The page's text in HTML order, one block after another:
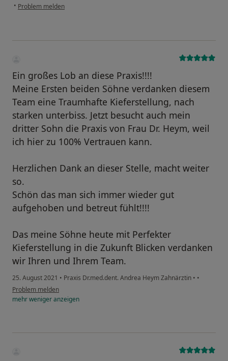
• Problem melden
Ein großes Lob an diese Praxis!!!!
Meine Ersten beiden Söhne verdanken diesem
Team eine Traumhafte Kieferstellung, nach
starken unterbiss. Jetzt besucht auch mein
dritter Sohn die Praxis von Frau Dr. Heym, weil
ich hier zu 100% Vertrauen kann.
Herzlichen Dank an dieser Stelle, macht weiter
so.
Schön das man sich immer wieder gut
aufgehoben und betreut fühlt!!!!
Das meine Söhne heute mit Perfekter
Kieferstellung in die Zukunft Blicken verdanken
wir Ihren und Ihrem Team.
25. August 2021 • Praxis Dr.med.dent. Andrea Heym Zahnärztin • •
Problem melden
mehrwenigeranzeigen